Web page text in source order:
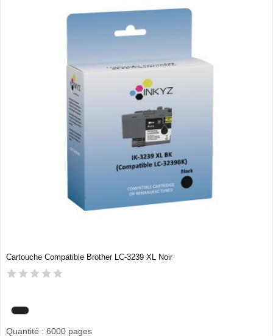
Cartouche Compatible Brother LC-3239 XL Noir
Quantité : 6000 pages